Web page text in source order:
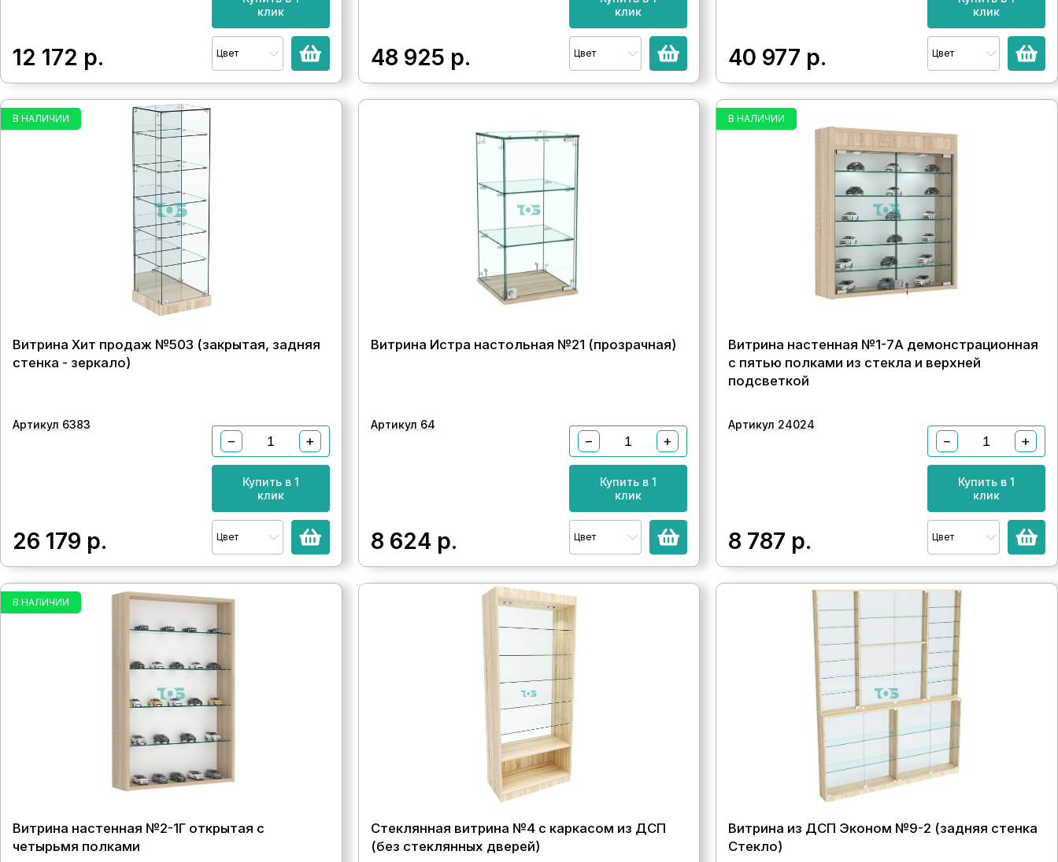
12 172 р.
клик
Цвет 48 925 р.
клик
Цвет 40 977 р.
клик
Цвет
В НАЛИЧИИ
Витрина Хит продаж №503 (закрытая, задняя
стенка - зеркало)
Артикул 6383
26 179 р.
− +
Купить в 1
клик
Цвет
Витрина Истра настольная №21 (прозрачная)
Артикул 64
8 624 р.
− +
Купить в 1
клик
Цвет
В НАЛИЧИИ
Витрина настенная №1-7А демонстрационная
с пятью полками из стекла и верхней
подсветкой
Артикул 24024
8 787 р.
− +
Купить в 1
клик
Цвет
В НАЛИЧИИ
Витрина настенная №2-1Г открытая с
четырьмя полками
Стеклянная витрина №4 с каркасом из ДСП
(без стеклянных дверей)
Витрина из ДСП Эконом №9-2 (задняя стенка
Стекло)